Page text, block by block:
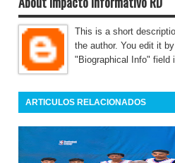
This is a short
the author. You edit it
"Biographical Info" field
ARTICULOS RELACIONADOS